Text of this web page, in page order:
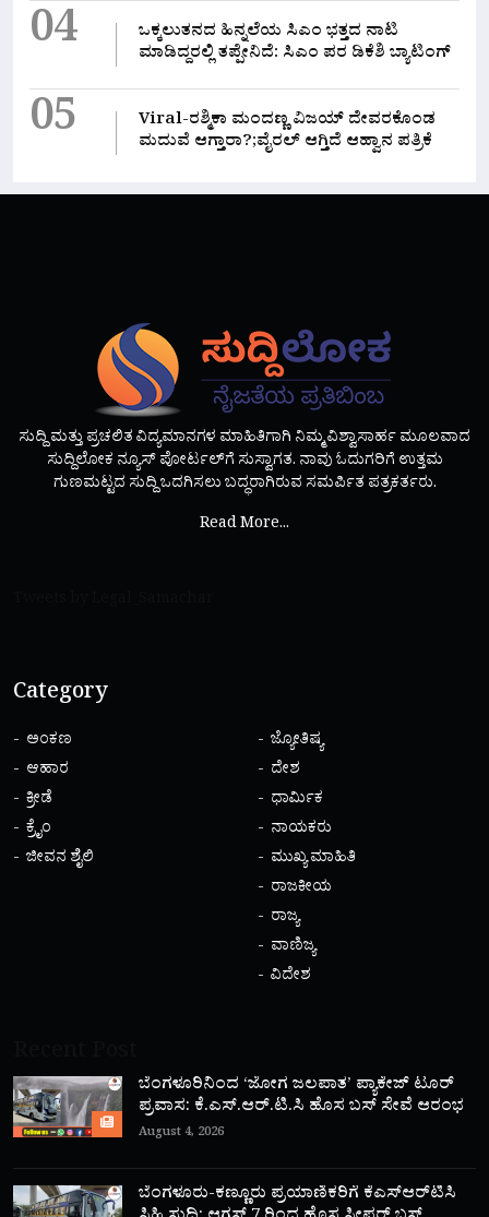
04
ಒಕ್ಕಲುತನದ ಹಿನ್ನಲೆಯ ಸಿಎಂ ಭತ್ತದ ನಾಟಿ
ಮಾಡಿದ್ದರಲ್ಲಿ‌ ತಪ್ಪೇನಿದೆ: ಸಿಎಂ ಪರ ಡಿಕೆಶಿ ಬ್ಯಾಟಿಂಗ್
05
Viral-ರಶ್ಮಿಕಾ ಮಂದಣ್ಣ ವಿಜಯ್ ದೇವರಕೊಂಡ
ಮದುವೆ ಆಗ್ತಾರಾ?;ವೈರಲ್ ಆಗ್ತಿದೆ ಆಹ್ವಾನ ಪತ್ರಿಕೆ
ಸುದ್ದಿ ಮತ್ತು ಪ್ರಚಲಿತ ವಿದ್ಯಮಾನಗಳ ಮಾಹಿತಿಗಾಗಿ ನಿಮ್ಮ ವಿಶ್ವಾಸಾರ್ಹ ಮೂಲವಾದ
ಸುದ್ದಿಲೋಕ ನ್ಯೂಸ್ ಪೋರ್ಟಲ್‌ಗೆ ಸುಸ್ವಾಗತ. ನಾವು ಓದುಗರಿಗೆ ಉತ್ತಮ
ಗುಣಮಟ್ಟದ ಸುದ್ದಿ ಒದಗಿಸಲು ಬದ್ಧರಾಗಿರುವ ಸಮರ್ಪಿತ ಪತ್ರಕರ್ತರು.
Read More...
Category
ಅಂಕಣ
ಆಹಾರ
ಕ್ರೀಡೆ
ಕ್ರೈಂ
ಜೀವನ ಶೈಲಿ
ಜ್ಯೋತಿಷ್ಯ
ದೇಶ
ಧಾರ್ಮಿಕ
ನಾಯಕರು
ಮುಖ್ಯ ಮಾಹಿತಿ
ರಾಜಕೀಯ
ರಾಜ್ಯ
ವಾಣಿಜ್ಯ
ವಿದೇಶ
ಬೆಂಗಳೂರಿನಿಂದ ‘ಜೋಗ ಜಲಪಾತ’ ಪ್ಯಾಕೇಜ್ ಟೂರ್
ಪ್ರವಾಸ: ಕೆ.ಎಸ್.ಆರ್.ಟಿ.ಸಿ ಹೊಸ ಬಸ್ ಸೇವೆ ಆರಂಭ
August 4, 2026
ಬೆಂಗಳೂರು-ಕಣ್ಣೂರು ಪ್ರಯಾಣಿಕರಿಗೆ ಕೆಎಸ್‌ಆರ್‌ಟಿಸಿ